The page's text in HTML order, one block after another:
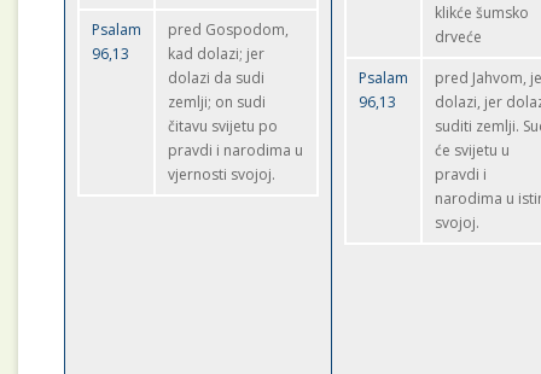
Psalam
96,13
pred Gospodom,
kad dolazi; jer
dolazi da sudi
zemlji; on sudi
čitavu svijetu po
pravdi i narodima u
vjernosti svojoj.
klikće šumsko
drveće
Psalam
96,13
pred Jahvom,
dolazi, jer
suditi zemlji.
će svijetu u
pravdi i
narodima u
svojoj.